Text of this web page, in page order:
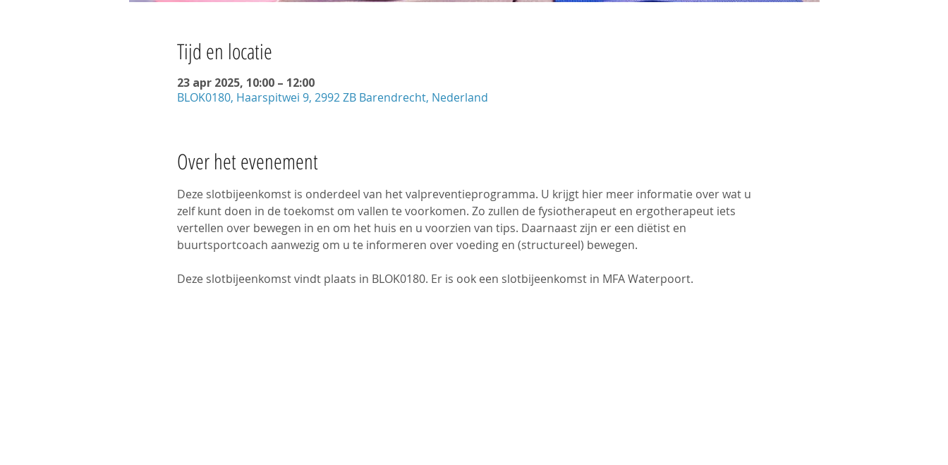
Tijd en locatie
23 apr 2025, 10:00 – 12:00
BLOK0180, Haarspitwei 9, 2992 ZB Barendrecht, Nederland
Over het evenement
Deze slotbijeenkomst is onderdeel van het valpreventieprogramma. U krijgt hier meer informatie over wat u
zelf kunt doen in de toekomst om vallen te voorkomen. Zo zullen de fysiotherapeut en ergotherapeut iets
vertellen over bewegen in en om het huis en u voorzien van tips. Daarnaast zijn er een diëtist en
buurtsportcoach aanwezig om u te informeren over voeding en (structureel) bewegen.
Deze slotbijeenkomst vindt plaats in BLOK0180. Er is ook een slotbijeenkomst in MFA Waterpoort.